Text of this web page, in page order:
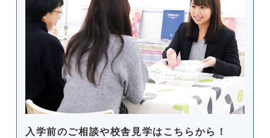
入学前のご相談や校舎見学はこちらから！